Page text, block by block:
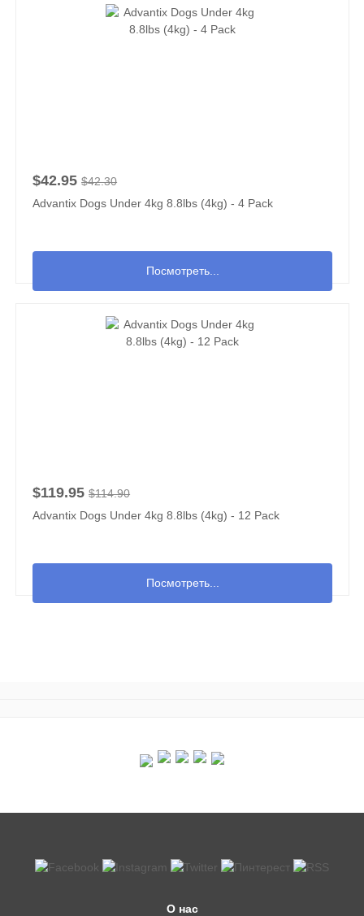
$42.95 $42.30
Advantix Dogs Under 4kg 8.8lbs (4kg) - 4 Pack
Посмотреть...
$119.95 $114.90
Advantix Dogs Under 4kg 8.8lbs (4kg) - 12 Pack
Посмотреть...
О нас